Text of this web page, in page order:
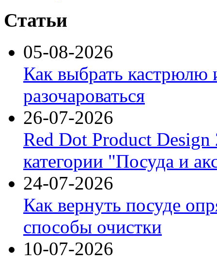
Статьи
05-08-2026
Как выбрать кастрюлю
разочароваться
26-07-2026
Red Dot Product Design
категории "Посуда и
24-07-2026
Как вернуть посуде
способы очистки
10-07-2026